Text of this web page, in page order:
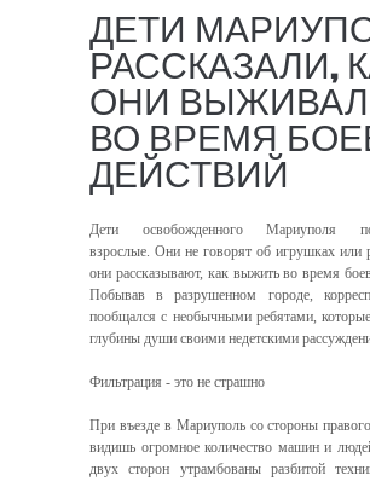
ДЕТИ
РАССКАЗАЛИ,
ОНИ
ВО ВРЕМЯ
ДЕЙСТВИЙ
Дети освобожденного Мариуполя по-
взрослые. Они не говорят об игрушках или
они рассказывают, как выжить во время
Побывав в разрушенном городе,
пообщался с необычными ребятами,
глубины души своими недетскими
Фильтрация - это не страшно
При въезде в Мариуполь со стороны правого
видишь огромное количество машин и
двух сторон утрамбованы разбитой